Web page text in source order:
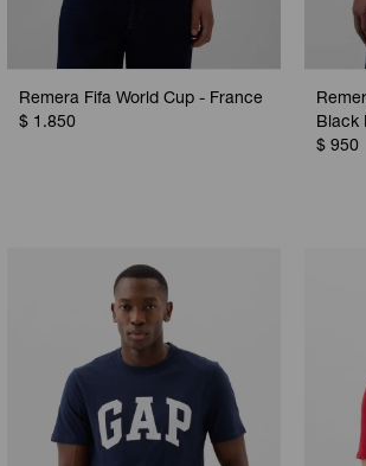
Remera Fifa World Cup - France
$ 1.850
Black
$ 950